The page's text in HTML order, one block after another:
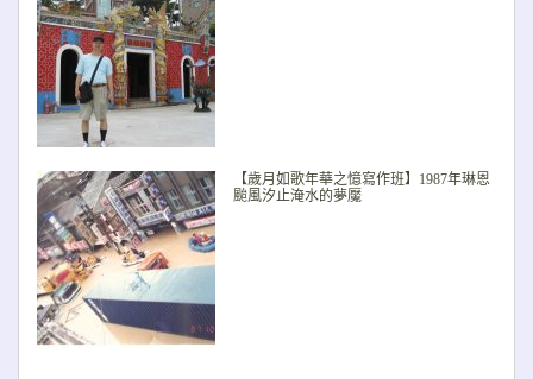
【歲月如歌年華之憶寫作班】1987年琳恩
颱風汐止淹水的夢魘